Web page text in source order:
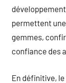
permettent
gemmes,
confiance des
En définitive,